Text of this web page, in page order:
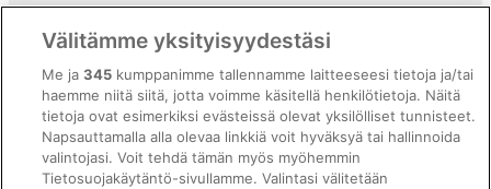
ebookers BONUS+ -ohjelman ehdot
Oikeudelliset tiedot / ota meihin yhteyttä
Sisältövaatimukset ja ilmoituksen tekeminen sisällöstä
Välitämme yksityisyydestäsi
Me ja345 kumppanimme tallennamme laitteeseesi tietoja ja/tai
haemme niitä siitä, jotta voimme käsitellä henkilötietoja. Näitä
tietoja ovat esimerkiksi evästeissä olevat yksilölliset tunnisteet.
Napsauttamalla alla olevaa linkkiä voit hyväksyä tai hallinnoida
valintojasi. Voit tehdä tämän myös myöhemmin
Tietosuojakäytäntö-sivullamme. Valintasi välitetään